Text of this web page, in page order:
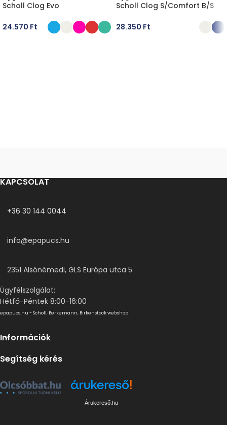
Scholl Clog Evo
24.570 Ft
Scholl Clog S/Comfort B/S
28.350 Ft
KAPCSOLAT
+36 30 144 0044
info@epapucs.hu
2351 Alsónémedi, GLS Európa utca 5.
Ügyfélszolgálat:
Hétfő-Péntek 8:00-16:00
epapucs.hu - Scholl, Berkemann, Birkenstock webshop
Információk
Segítség kérés
Árukereső.hu